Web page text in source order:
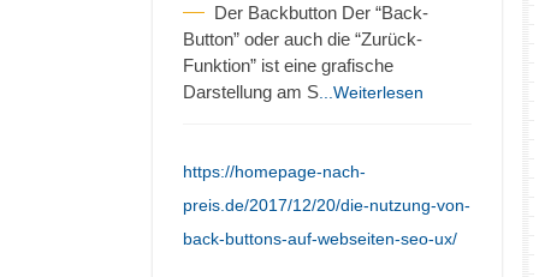
Der Backbutton Der “Back-
Button” oder auch die “Zurück-
Funktion” ist eine grafische
Darstellung am S ...Weiterlesen
https://homepage-nach-
preis.de/2017/12/20/die-nutzung-von-
back-buttons-auf-webseiten-seo-ux/